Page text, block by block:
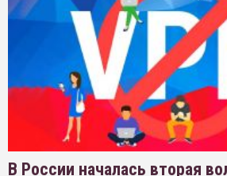
В России началась вторая